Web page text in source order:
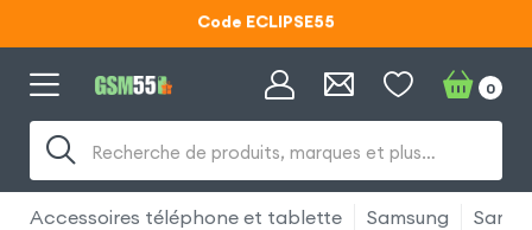
Lunettes d'éclipse OFFERTES
Code ECLIPSE55
Recherche de produits, marques et plus…
0
Accessoires téléphone et tablette Samsung